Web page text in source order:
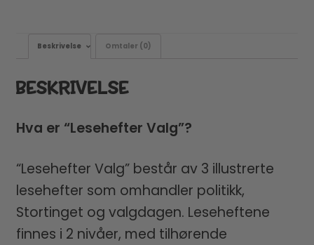
Beskrivelse Omtaler (0)
BESKRIVELSE
Hva er “Lesehefter Valg”?
“Lesehefter Valg” består av 3 illustrerte
lesehefter som omhandler politikk,
Stortinget og valgdagen. Leseheftene
finnes i 2 nivåer, med tilhørende